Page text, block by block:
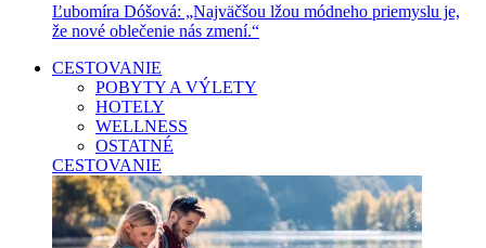
Ľubomíra Dóšová: „Najväčšou lžou módneho priemyslu je,
že nové oblečenie nás zmení.“
CESTOVANIE
POBYTY A VÝLETY
HOTELY
WELLNESS
OSTATNÉ
CESTOVANIE